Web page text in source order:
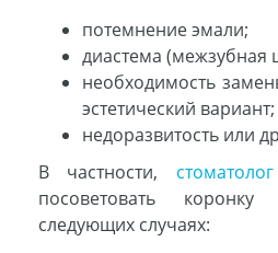
потемнение эмали;
диастема (межзубная
необходимость
эстетический вариант;
недоразвитость или
В частности,
посоветовать
следующих случаях: